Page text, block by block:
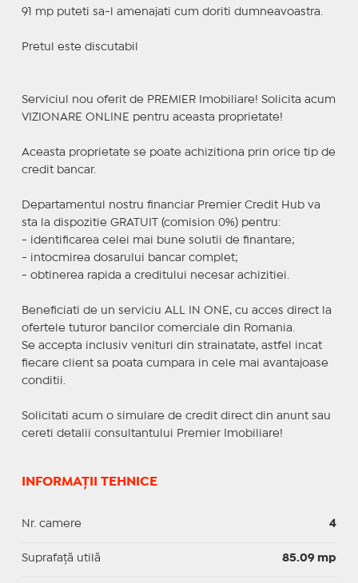
91 mp puteti sa-l amenajati cum doriti dumneavoastra.
Pretul este discutabil
Serviciul nou oferit de PREMIER Imobiliare! Solicita acum
VIZIONARE ONLINE pentru aceasta proprietate!
Aceasta proprietate se poate achizitiona prin orice tip de
credit bancar.
Departamentul nostru financiar Premier Credit Hub va
sta la dispozitie GRATUIT (comision 0%) pentru:
- identificarea celei mai bune solutii de finantare;
- intocmirea dosarului bancar complet;
- obtinerea rapida a creditului necesar achizitiei.
Beneficiati de un serviciu ALL IN ONE, cu acces direct la
ofertele tuturor bancilor comerciale din Romania.
Se accepta inclusiv venituri din strainatate, astfel incat
fiecare client sa poata cumpara in cele mai avantajoase
conditii.
Solicitati acum o simulare de credit direct din anunt sau
cereti detalii consultantului Premier Imobiliare!
INFORMAȚII TEHNICE
Nr. camere 4
Suprafaţă utilă 85.09 mp